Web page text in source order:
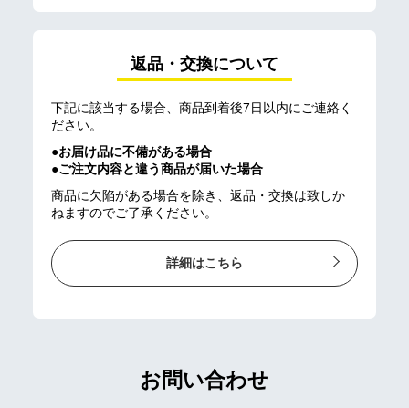
返品・交換について
下記に該当する場合、商品到着後7日以内にご連絡く
ださい。
●お届け品に不備がある場合
●ご注文内容と違う商品が届いた場合
商品に欠陥がある場合を除き、返品・交換は致しか
ねますのでご了承ください。
詳細はこちら
お問い合わせ